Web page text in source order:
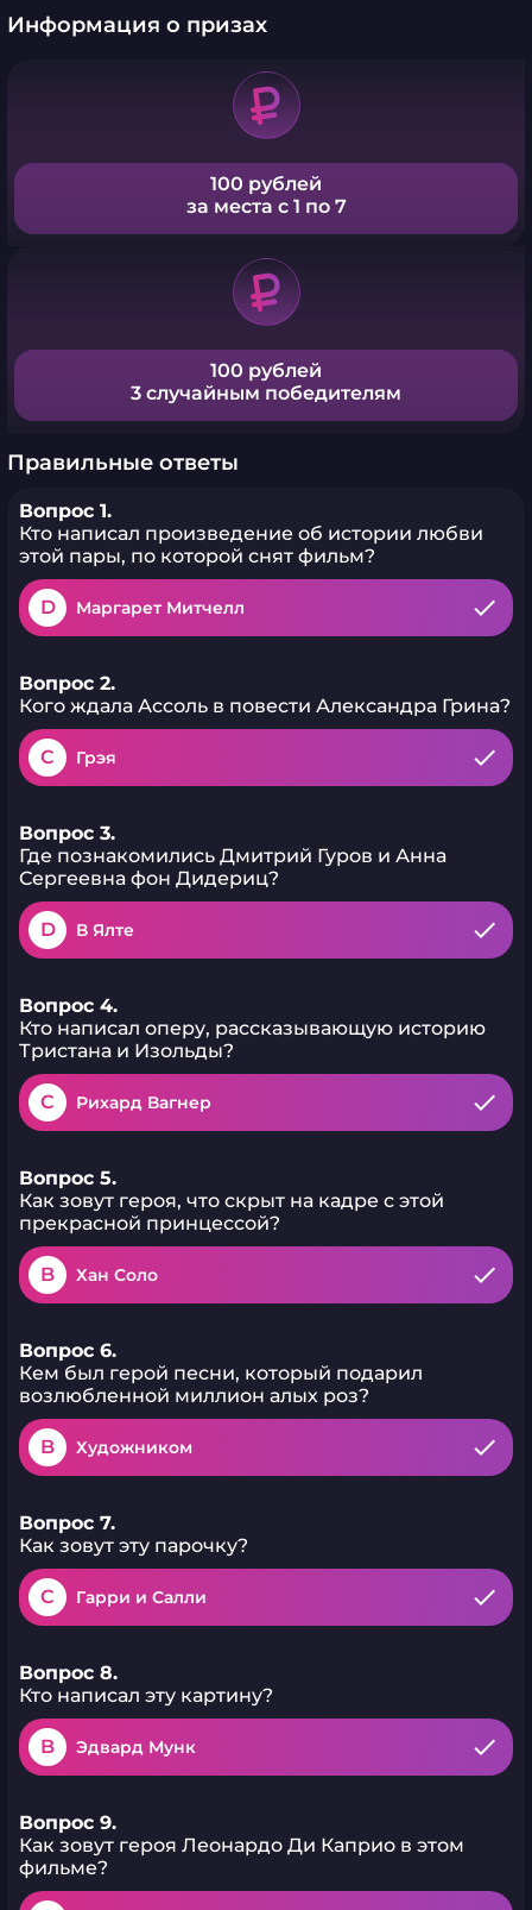
Информация о призах
100 рублей
за места с 1 по 7
100 рублей
3 случайным победителям
Правильные ответы
Вопрос 1.
Кто написал произведение об истории любви
этой пары, по которой снят фильм?
D Маргарет Митчелл
Вопрос 2.
Кого ждала Ассоль в повести Александра Грина?
C Грэя
Вопрос 3.
Где познакомились Дмитрий Гуров и Анна
Сергеевна фон Дидериц?
D В Ялте
Вопрос 4.
Кто написал оперу, рассказывающую историю
Тристана и Изольды?
C Рихард Вагнер
Вопрос 5.
Как зовут героя, что скрыт на кадре с этой
прекрасной принцессой?
B Хан Соло
Вопрос 6.
Кем был герой песни, который подарил
возлюбленной миллион алых роз?
B Художником
Вопрос 7.
Как зовут эту парочку?
C Гарри и Салли
Вопрос 8.
Кто написал эту картину?
B Эдвард Мунк
Вопрос 9.
Как зовут героя Леонардо Ди Каприо в этом
фильме?